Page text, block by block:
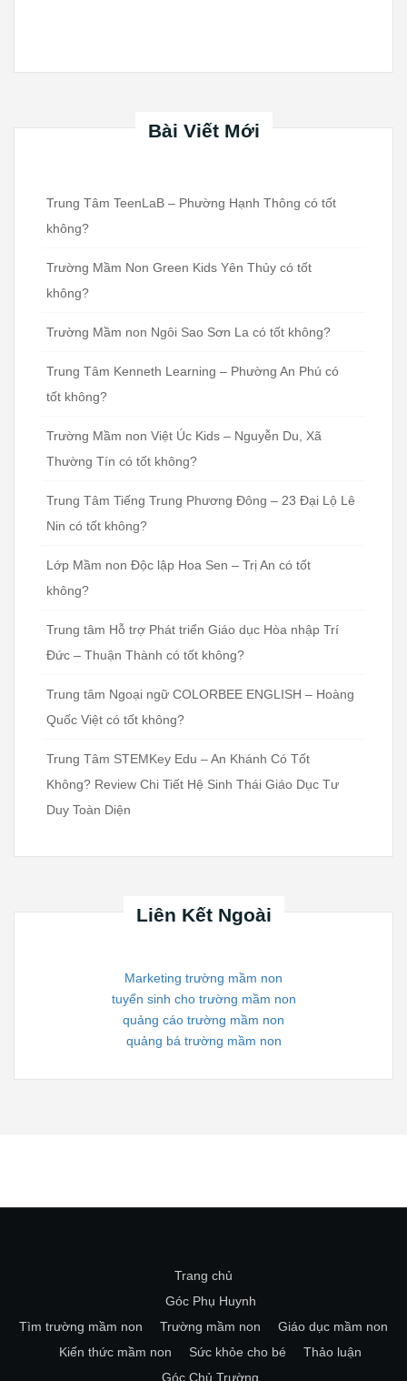
Bài Viết Mới
Trung Tâm TeenLaB – Phường Hạnh Thông có tốt
không?
Trường Mầm Non Green Kids Yên Thủy có tốt
không?
Trường Mầm non Ngôi Sao Sơn La có tốt không?
Trung Tâm Kenneth Learning – Phường An Phú có
tốt không?
Trường Mầm non Việt Úc Kids – Nguyễn Du, Xã
Thường Tín có tốt không?
Trung Tâm Tiếng Trung Phương Đông – 23 Đại Lộ Lê
Nin có tốt không?
Lớp Mầm non Độc lập Hoa Sen – Trị An có tốt
không?
Trung tâm Hỗ trợ Phát triển Giáo dục Hòa nhập Trí
Đức – Thuận Thành có tốt không?
Trung tâm Ngoại ngữ COLORBEE ENGLISH – Hoàng
Quốc Việt có tốt không?
Trung Tâm STEMKey Edu – An Khánh Có Tốt
Không? Review Chi Tiết Hệ Sinh Thái Giáo Dục Tư
Duy Toàn Diện
Liên Kết Ngoài
Marketing trường mầm non
tuyển sinh cho trường mầm non
quảng cáo trường mầm non
quảng bá trường mầm non
Trang chủ
Góc Phụ Huynh
Tìm trường mầm non
Trường mầm non
Giáo dục mầm non
Kiến thức mầm non
Sức khỏe cho bé
Thảo luận
Góc Chủ Trường